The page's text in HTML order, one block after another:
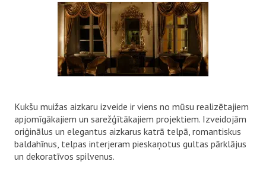
Kukšu muižas aizkaru izveide ir viens no mūsu realizētajiem
apjomīgākajiem un sarežģītākajiem projektiem. Izveidojām
oriģinālus un elegantus aizkarus katrā telpā, romantiskus
baldahīnus, telpas interjeram pieskaņotus gultas pārklājus
un dekoratīvos spilvenus.